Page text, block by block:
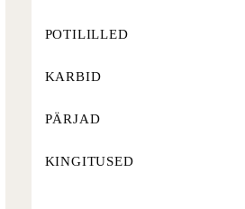
POTILILLED
KARBID
PÄRJAD
KINGITUSED